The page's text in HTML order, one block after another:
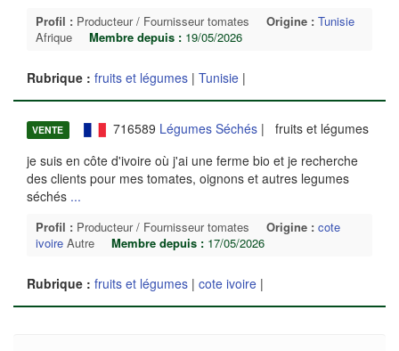
Profil : Producteur / Fournisseur tomates Origine : Tunisie
Afrique
Membre depuis : 19/05/2026
Rubrique : fruits et légumes | Tunisie |
VENTE 716589 Légumes Séchés| fruits et légumes
je suis en côte d'ivoire où j'ai une ferme bio et je recherche
des clients pour mes tomates, oignons et autres legumes
séchés ...
Profil : Producteur / Fournisseur tomates Origine : cote
ivoire Autre Membre depuis : 17/05/2026
Rubrique : fruits et légumes | cote ivoire |